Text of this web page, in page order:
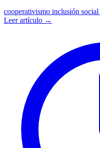
cooperativismo inclusión social
Leer artículo →